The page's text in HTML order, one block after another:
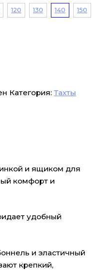
120 130 140 150
Категория: Тахты
и ящиком для
комфорт и
удобный
и эластичный
крепкий,